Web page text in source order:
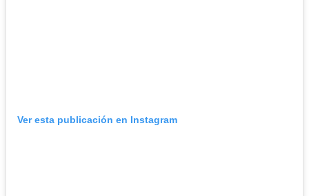
Ver esta publicación en Instagram